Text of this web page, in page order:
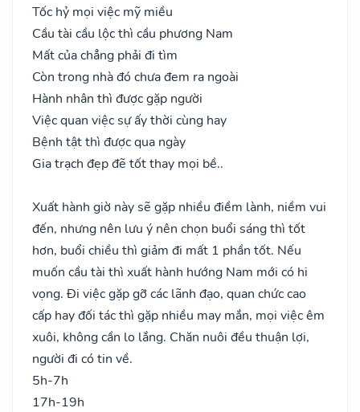
Tốc hỷ mọi việc mỹ miều
Cầu tài cầu lộc thì cầu phương Nam
Mất của chẳng phải đi tìm
Còn trong nhà đó chưa đem ra ngoài
Hành nhân thì được gặp người
Việc quan việc sự ấy thời cùng hay
Bệnh tật thì được qua ngày
Gia trạch đẹp đẽ tốt thay mọi bề..
Xuất hành giờ này sẽ gặp nhiều điềm lành, niềm vui
đến, nhưng nên lưu ý nên chọn buổi sáng thì tốt
hơn, buổi chiều thì giảm đi mất 1 phần tốt. Nếu
muốn cầu tài thì xuất hành hướng Nam mới có hi
vọng. Đi việc gặp gỡ các lãnh đạo, quan chức cao
cấp hay đối tác thì gặp nhiều may mắn, mọi việc êm
xuôi, không cần lo lắng. Chăn nuôi đều thuận lợi,
người đi có tin về.
5h-7h
17h-19h